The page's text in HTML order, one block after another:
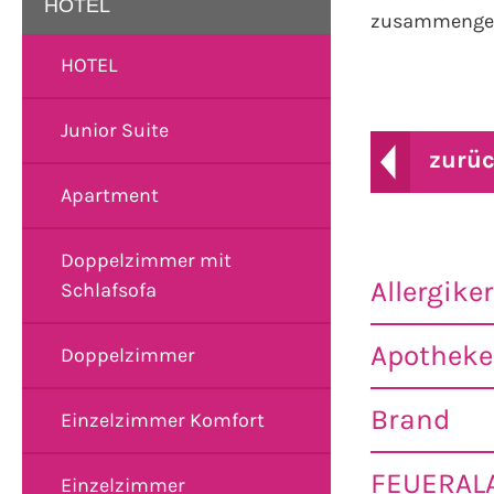
HOTEL
HOTEL
Junior Suite
Apartment
Doppelzimmer mit
Schlafsofa
Doppelzimmer
Einzelzimmer Komfort
Einzelzimmer
Allergiker
Brand